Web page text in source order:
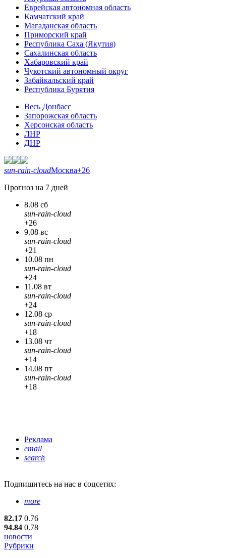
Еврейская автономная область
Камчатский край
Магаданская область
Приморский край
Республика Саха (Якутия)
Сахалинская область
Хабаровский край
Чукотский автономный округ
Забайкальский край
Республика Бурятия
Весь Донбасс
Запорожская область
Херсонская область
ЛНР
ДНР
sun-rain-cloudМосква+26
Прогноз на 7 дней
8.08 сб
sun-rain-cloud
+26
9.08 вс
sun-rain-cloud
+21
10.08 пн
sun-rain-cloud
+24
11.08 вт
sun-rain-cloud
+24
12.08 ср
sun-rain-cloud
+18
13.08 чт
sun-rain-cloud
+14
14.08 пт
sun-rain-cloud
+18
Реклама
email
search
Подпишитесь на нас в соцсетях:
more
82.17 0.76
94.84 0.78
новости
Рубрики